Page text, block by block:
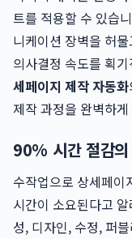
트를 적용할 수 있습
니케이션 장벽을 허
의사결정 속도를 획
세페이지 제작 자동화
제작 과정을 완벽하
90% 시간 절감
수작업으로 상세페
시간이 소요된다고
성, 디자인, 수정, 퍼